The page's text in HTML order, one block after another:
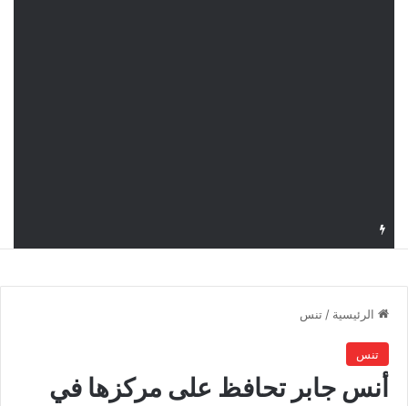
الرئيسية / تنس
تنس
أنس جابر تحافظ على مركزها في